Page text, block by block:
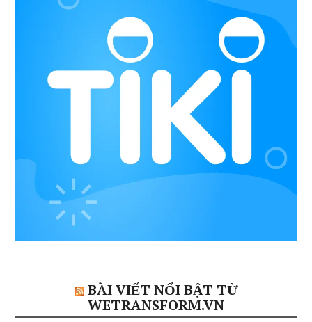
BÀI VIẾT NỔI BẬT TỪ
WETRANSFORM.VN